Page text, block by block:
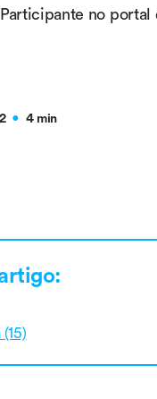
no portal
●
4 min